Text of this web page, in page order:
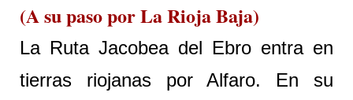
(A su paso por La Rioja Baja)
La Ruta Jacobea del Ebro entra en
tierras riojanas por Alfaro. En su